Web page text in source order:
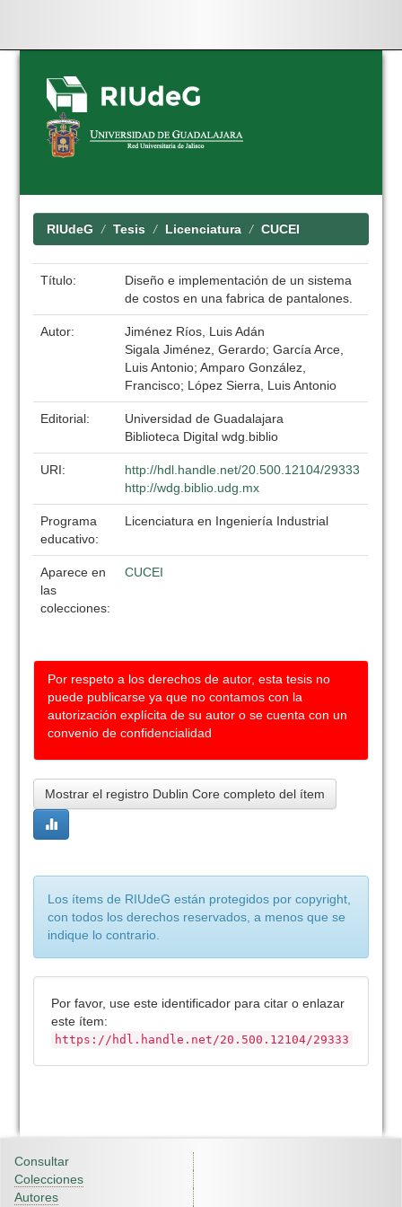
Skip
navigation
RIUdeG Tesis Licenciatura CUCEI
Título:
Diseño e implementación de un sistema
de costos en una fabrica de pantalones.
Autor:
Jiménez Ríos, Luis Adán
Sigala Jiménez, Gerardo; García Arce,
Luis Antonio; Amparo González,
Francisco; López Sierra, Luis Antonio
Editorial:
Universidad de Guadalajara
Biblioteca Digital wdg.biblio
URI:
http://hdl.handle.net/20.500.12104/29333
http://wdg.biblio.udg.mx
Programa
educativo:
Licenciatura en Ingeniería Industrial
Aparece en
las
colecciones:
CUCEI
Por respeto a los derechos de autor, esta tesis no
puede publicarse ya que no contamos con la
autorización explícita de su autor o se cuenta con un
convenio de confidencialidad
Mostrar el registro Dublin Core completo del ítem
Los ítems de RIUdeG están protegidos por copyright,
con todos los derechos reservados, a menos que se
indique lo contrario.
Por favor, use este identificador para citar o enlazar
este ítem:
https://hdl.handle.net/20.500.12104/29333
Consultar
Colecciones
Autores